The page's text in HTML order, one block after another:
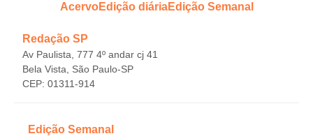
AcervoEdição diáriaEdição Semanal
Redação SP
Av Paulista, 777 4º andar cj 41
Bela Vista, São Paulo-SP
CEP: 01311-914
Edição Semanal